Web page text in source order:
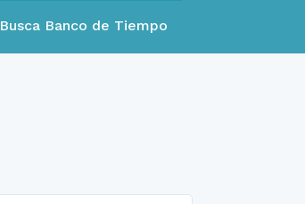
Busca Banco de Tiempo